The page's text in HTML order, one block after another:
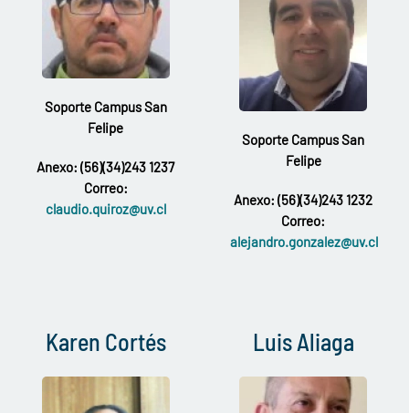
Soporte Campus San
Felipe
Anexo: (56)(34)243 1237
Correo:
claudio.quiroz@uv.cl
Soporte Campus San
Felipe
Anexo: (56)(34)243 1232
Correo:
alejandro.gonzalez@uv.cl
Karen Cortés Luis Aliaga